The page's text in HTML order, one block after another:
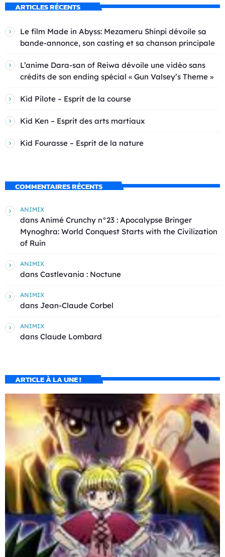
ARTICLES RÉCENTS
Le film Made in Abyss: Mezameru Shinpi dévoile sa
bande-annonce, son casting et sa chanson principale
L’anime Dara-san of Reiwa dévoile une vidéo sans
crédits de son ending spécial « Gun Valsey’s Theme »
Kid Pilote – Esprit de la course
Kid Ken – Esprit des arts martiaux
Kid Fourasse – Esprit de la nature
COMMENTAIRES RÉCENTS
ANIMIX
dans Animé Crunchy n°23 : Apocalypse Bringer
Mynoghra: World Conquest Starts with the Civilization
of Ruin
ANIMIX
dans Castlevania : Noctune
ANIMIX
dans Jean-Claude Corbel
ANIMIX
dans Claude Lombard
ARTICLE À LA UNE !